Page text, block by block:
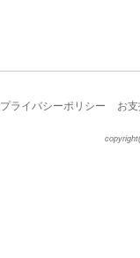
プライバシーポリシー お